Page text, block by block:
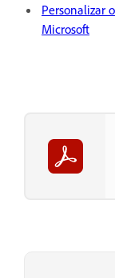
Personalizar
Microsoft